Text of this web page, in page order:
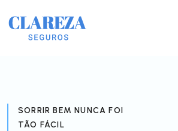
SORRIR BEM NUNCA FOI
TÃO FÁCIL